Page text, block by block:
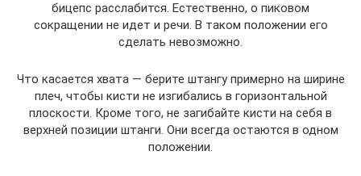
бицепс расслабится. Естественно, о пиковом
сокращении не идет и речи. В таком положении его
сделать невозможно.
Что касается хвата — берите штангу примерно на ширине
плеч, чтобы кисти не изгибались в горизонтальной
плоскости. Кроме того, не загибайте кисти на себя в
верхней позиции штанги. Они всегда остаются в одном
положении.